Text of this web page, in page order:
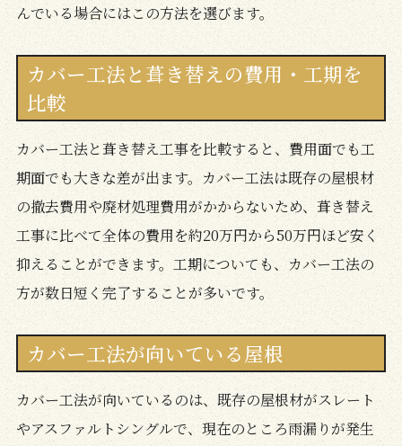
んでいる場合にはこの方法を選びます。
カバー工法と葺き替えの費用・工期を
比較
カバー工法と葺き替え工事を比較すると、費用面でも工
期面でも大きな差が出ます。カバー工法は既存の屋根材
の撤去費用や廃材処理費用がかからないため、葺き替え
工事に比べて全体の費用を約20万円から50万円ほど安く
抑えることができます。工期についても、カバー工法の
方が数日短く完了することが多いです。
カバー工法が向いている屋根
カバー工法が向いているのは、既存の屋根材がスレート
やアスファルトシングルで、現在のところ雨漏りが発生